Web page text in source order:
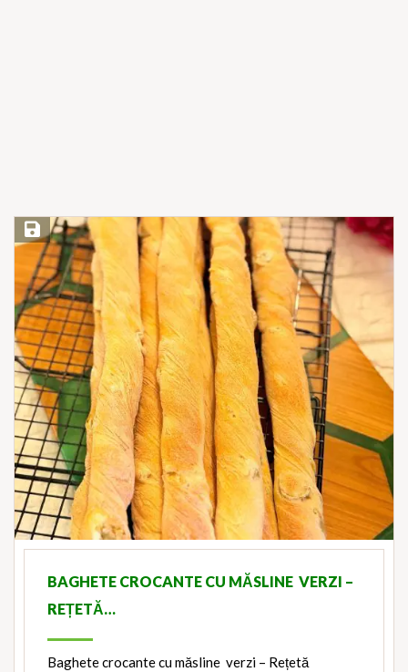
Save Recipe
BAGHETE CROCANTE CU MĂSLINE VERZI –
REȚETĂ…
Baghete crocante cu măsline verzi – Rețetă